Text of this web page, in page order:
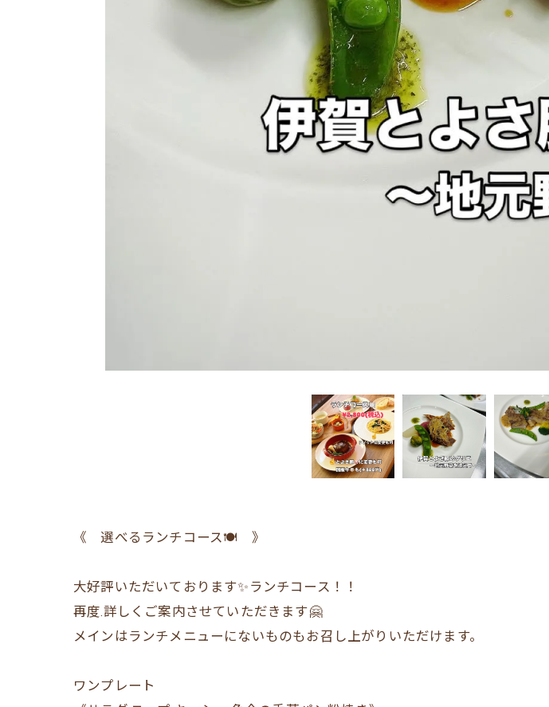
《 選べるランチコース🍽️ 》
大好評いただいております✨ランチコース！！
再度.詳しくご案内させていただきます🤗
メインはランチメニューにないものもお召し上がりいただけます。
ワンプレート